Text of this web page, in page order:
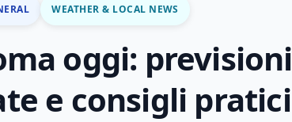
WEATHER & LOCAL NEWS
oggi: previsioni
e consigli pratici